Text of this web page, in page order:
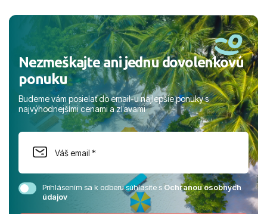
Nezmeškajte ani jednu dovolenkovú
ponuku
Budeme vám posielať do email-u najlepšie ponuky s
najvýhodnejšími cenami a zľavami
Prihlásením sa k odberu súhlasíte sOchranou osobných
údajov